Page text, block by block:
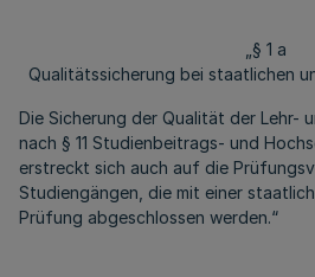
„§ 1 a
Qualitätssicherung bei staatlichen
Die Sicherung der Qualität der Lehr-
nach § 11 Studienbeitrags- und
erstreckt sich auch auf die
Studiengängen, die mit einer
Prüfung abgeschlossen werden.“